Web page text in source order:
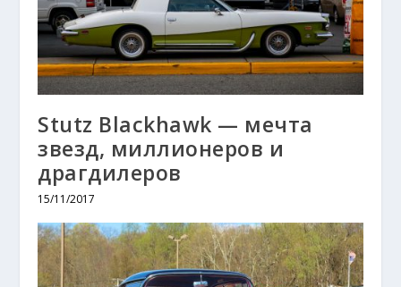
Stutz Blackhawk — мечта
звезд, миллионеров и
драгдилеров
15/11/2017